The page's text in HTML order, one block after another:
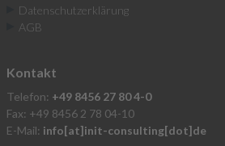
Datenschutzerklärung
AGB
Kontakt
Telefon: +49 8456 27 80 4-0
Fax: +49 8456 2 78 04-10
E-Mail: info[at]init-consulting[dot]de